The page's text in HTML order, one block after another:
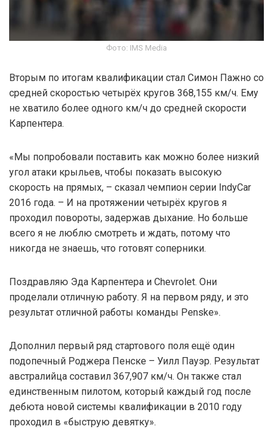
Фото: IMS Media
Вторым по итогам квалификации стал Симон Пажно со
средней скоростью четырёх кругов 368,155 км/ч. Ему
не хватило более одного км/ч до средней скорости
Карпентера.
«Мы попробовали поставить как можно более низкий
угол атаки крыльев, чтобы показать высокую
скорость на прямых, – сказал чемпион серии IndyCar
2016 года. – И на протяжении четырёх кругов я
проходил повороты, задержав дыхание. Но больше
всего я не люблю смотреть и ждать, потому что
никогда не знаешь, что готовят соперники.
Поздравляю Эда Карпентера и Chevrolet. Они
проделали отличную работу. Я на первом ряду, и это
результат отличной работы команды Penske».
Дополнил первый ряд стартового поля ещё один
подопечный Роджера Пенске – Уилл Пауэр. Результат
австралийца составил 367,907 км/ч. Он также стал
единственным пилотом, который каждый год после
дебюта новой системы квалификации в 2010 году
проходил в «быструю девятку».